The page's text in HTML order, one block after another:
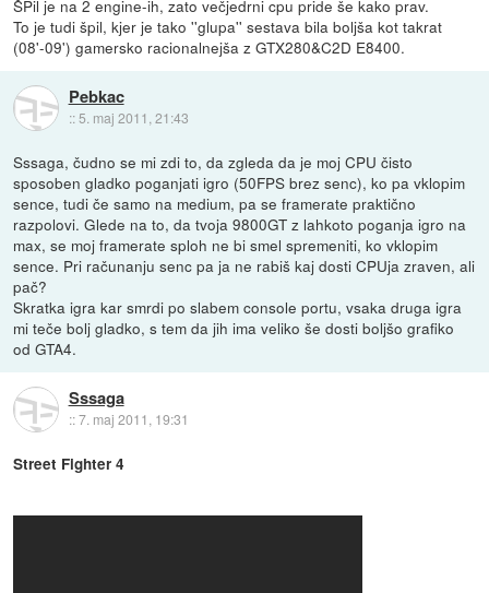
ŠPil je na 2 engine-ih, zato večjedrni cpu pride še kako prav.
To je tudi špil, kjer je tako ''glupa'' sestava bila boljša kot takrat
(08'-09') gamersko racionalnejša z GTX280&C2D E8400.
Pebkac
:: 5. maj 2011, 21:43
Sssaga, čudno se mi zdi to, da zgleda da je moj CPU čisto
sposoben gladko poganjati igro (50FPS brez senc), ko pa vklopim
sence, tudi če samo na medium, pa se framerate praktično
razpolovi. Glede na to, da tvoja 9800GT z lahkoto poganja igro na
max, se moj framerate sploh ne bi smel spremeniti, ko vklopim
sence. Pri računanju senc pa ja ne rabiš kaj dosti CPUja zraven, ali
pač?
Skratka igra kar smrdi po slabem console portu, vsaka druga igra
mi teče bolj gladko, s tem da jih ima veliko še dosti boljšo grafiko
od GTA4.
Sssaga
::7. maj 2011, 19:31
Street Fighter 4